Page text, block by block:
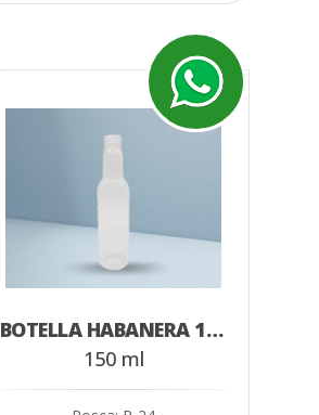
BOTELLA HABANERA 150 ML
150 ml